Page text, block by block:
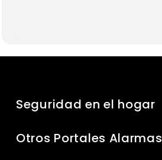
Seguridad en el hogar
Otros Portales Alarmas